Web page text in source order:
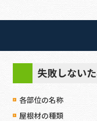
失敗しない
各部位の名称
屋根材の種類